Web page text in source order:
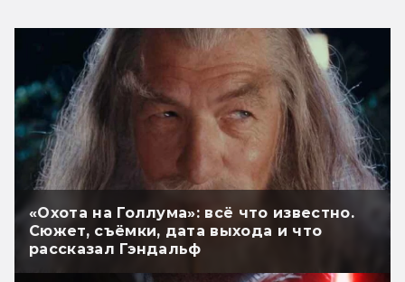
«Охота на Голлума»: всё что известно.
Сюжет, съёмки, дата выхода и что
рассказал Гэндальф